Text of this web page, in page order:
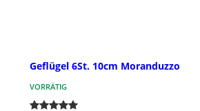
Geflügel 6St. 10cm Moranduzzo
VORRÄTIG